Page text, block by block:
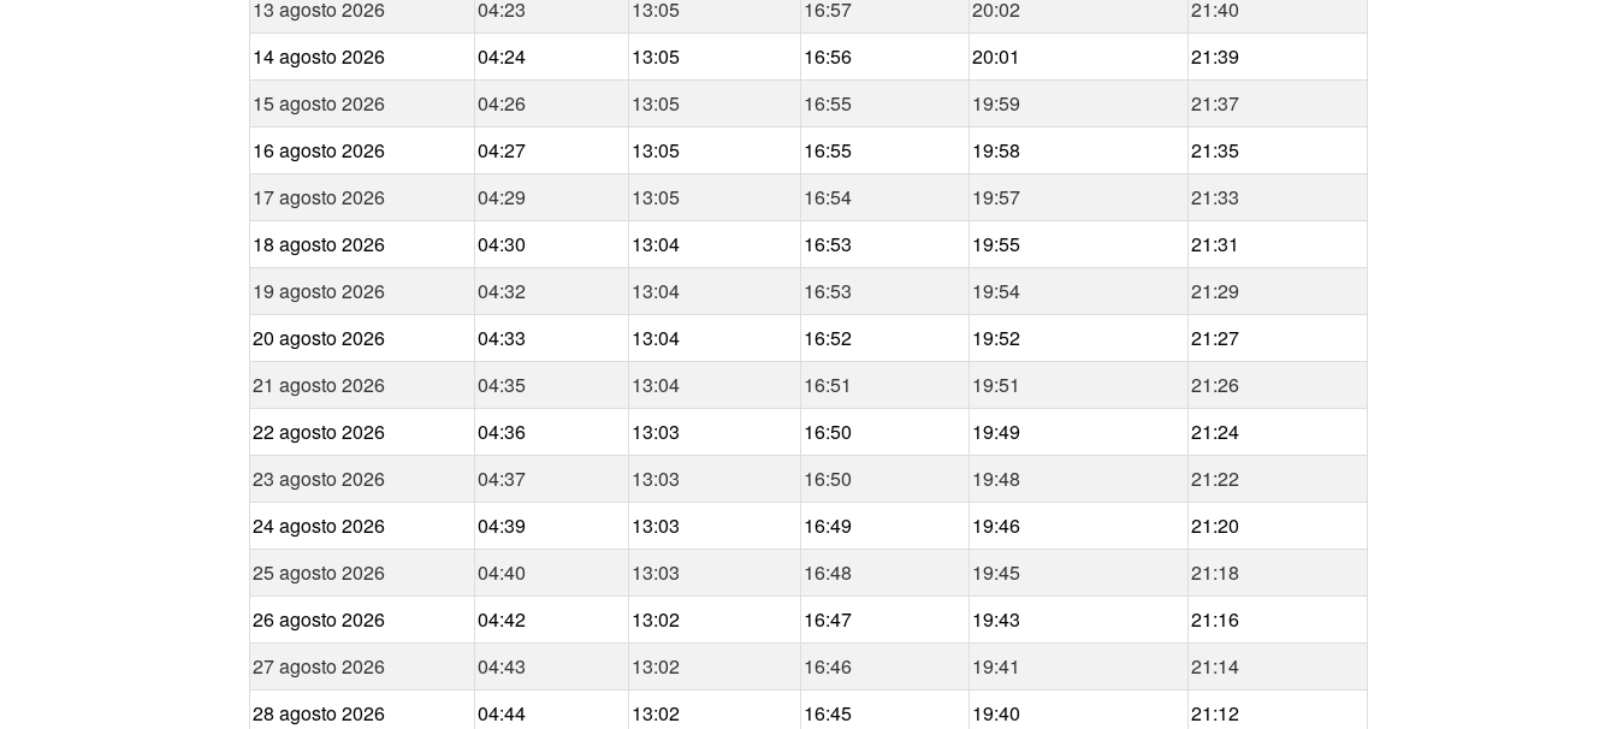
13 agosto 2026
04:23 13:05 16:57 20:02
21:40
14 agosto 2026
04:24 13:05 16:56 20:01
21:39
15 agosto 2026
04:26 13:05 16:55 19:59
21:37
16 agosto 2026
04:27 13:05 16:55 19:58
21:35
17 agosto 2026
04:29 13:05 16:54 19:57
21:33
18 agosto 2026
04:30 13:04 16:53 19:55
21:31
19 agosto 2026
04:32 13:04 16:53 19:54
21:29
20 agosto 2026
04:33 13:04 16:52 19:52
21:27
21 agosto 2026
04:35 13:04 16:51 19:51
21:26
22 agosto 2026
04:36 13:03 16:50 19:49
21:24
23 agosto 2026
04:37 13:03 16:50 19:48
21:22
24 agosto 2026
04:39 13:03 16:49 19:46
21:20
25 agosto 2026
04:40 13:03 16:48 19:45
21:18
26 agosto 2026
04:42 13:02 16:47 19:43
21:16
27 agosto 2026
04:43 13:02 16:46 19:41
21:14
28 agosto 2026
04:44 13:02 16:45 19:40
21:12